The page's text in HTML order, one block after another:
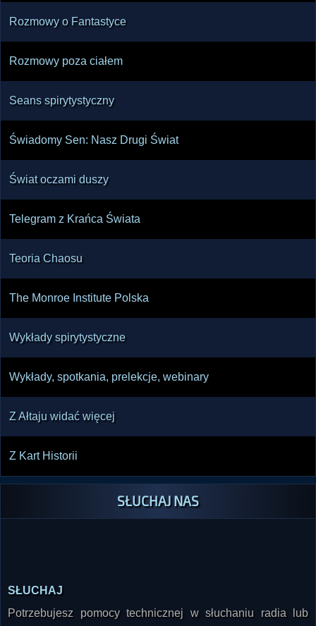
Rozmowy o Fantastyce
Rozmowy poza ciałem
Seans spirytystyczny
Świadomy Sen: Nasz Drugi Świat
Świat oczami duszy
Telegram z Krańca Świata
Teoria Chaosu
The Monroe Institute Polska
Wykłady spirytystyczne
Wykłady, spotkania, prelekcje, webinary
Z Ałtaju widać więcej
Z Kart Historii
SŁUCHAJ NAS
Potrzebujesz pomocy technicznej w słuchaniu radia lub
korzystaniu z archiwum podcastów?